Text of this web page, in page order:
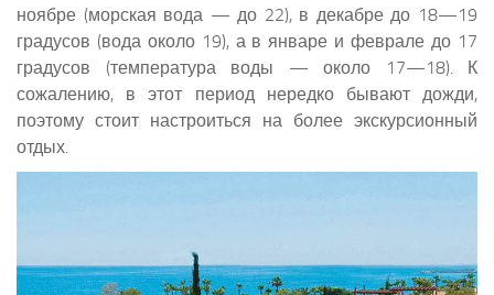
ноябре (морская вода — до 22), в декабре до 18—19
градусов (вода около 19), а в январе и феврале до 17
градусов (температура воды — около 17—18). К
сожалению, в этот период нередко бывают дожди,
поэтому стоит настроиться на более экскурсионный
отдых.